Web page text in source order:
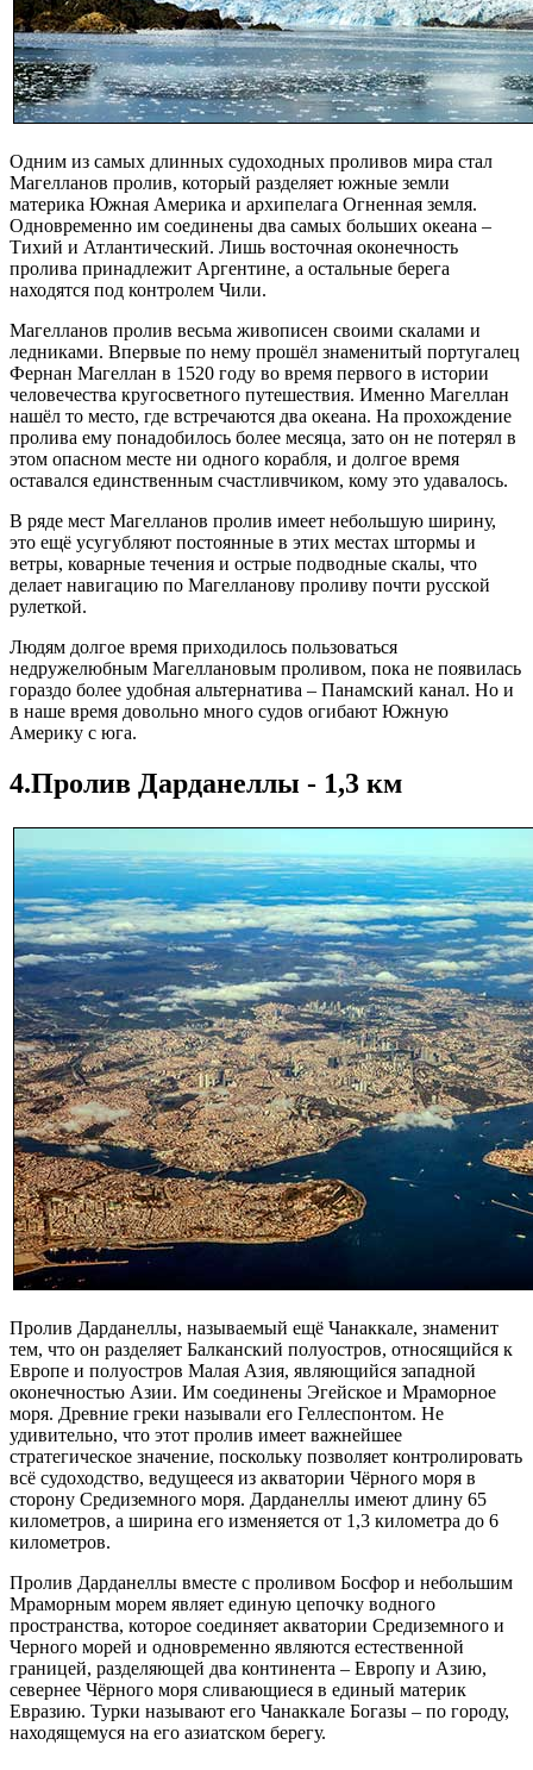
Одним из самых длинных судоходных проливов мира стал
Магелланов пролив, который разделяет южные земли
материка Южная Америка и архипелага Огненная земля.
Одновременно им соединены два самых больших океана –
Тихий и Атлантический. Лишь восточная оконечность
пролива принадлежит Аргентине, а остальные берега
находятся под контролем Чили.
Магелланов пролив весьма живописен своими скалами и
ледниками. Впервые по нему прошёл знаменитый португалец
Фернан Магеллан в 1520 году во время первого в истории
человечества кругосветного путешествия. Именно Магеллан
нашёл то место, где встречаются два океана. На прохождение
пролива ему понадобилось более месяца, зато он не потерял в
этом опасном месте ни одного корабля, и долгое время
оставался единственным счастливчиком, кому это удавалось.
В ряде мест Магелланов пролив имеет небольшую ширину,
это ещё усугубляют постоянные в этих местах штормы и
ветры, коварные течения и острые подводные скалы, что
делает навигацию по Магелланову проливу почти русской
рулеткой.
Людям долгое время приходилось пользоваться
недружелюбным Магеллановым проливом, пока не появилась
гораздо более удобная альтернатива – Панамский канал. Но и
в наше время довольно много судов огибают Южную
Америку с юга.
4.Пролив Дарданеллы - 1,3 км
Пролив Дарданеллы, называемый ещё Чанаккале, знаменит
тем, что он разделяет Балканский полуостров, относящийся к
Европе и полуостров Малая Азия, являющийся западной
оконечностью Азии. Им соединены Эгейское и Мраморное
моря. Древние греки называли его Геллеспонтом. Не
удивительно, что этот пролив имеет важнейшее
стратегическое значение, поскольку позволяет контролировать
всё судоходство, ведущееся из акватории Чёрного моря в
сторону Средиземного моря. Дарданеллы имеют длину 65
километров, а ширина его изменяется от 1,3 километра до 6
километров.
Пролив Дарданеллы вместе с проливом Босфор и небольшим
Мраморным морем являет единую цепочку водного
пространства, которое соединяет акватории Средиземного и
Черного морей и одновременно являются естественной
границей, разделяющей два континента – Европу и Азию,
севернее Чёрного моря сливающиеся в единый материк
Евразию. Турки называют его Чанаккале Богазы – по городу,
находящемуся на его азиатском берегу.